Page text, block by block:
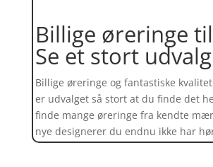
Billige øreringe
Se et stort
Billige øreringe og fantastiske
er udvalget så stort at du finde det
finde mange øreringe fra kendte
nye designerer du endnu ikke har